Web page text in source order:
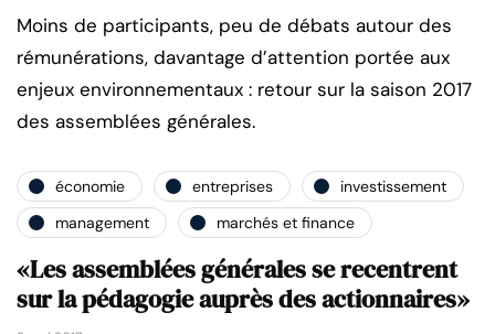
Moins de participants, peu de débats autour des
rémunérations, davantage d’attention portée aux
enjeux environnementaux : retour sur la saison 2017
des assemblées générales.
économie entreprises
investissement
management
marchés et finance
«Les assemblées générales se recentrent
sur la pédagogie auprès des actionnaires»